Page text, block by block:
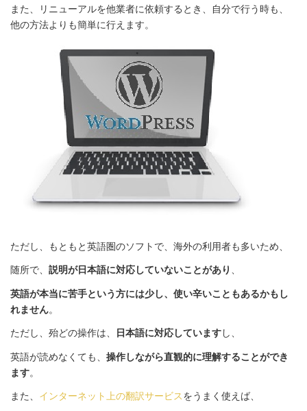
また、リニューアルを他業者に依頼するとき、自分で行う時も、
他の方法よりも簡単に行えます。
ただし、もともと英語圏のソフトで、海外の利用者も多いため、
随所で、 説明が日本語に対応していないことがあり 、
英語が本当に苦手という方には少し、使い辛いこともあるかもし
れません。
ただし、殆どの操作は、 日本語に対応していますし、
英語が読めなくても、 操作しながら直観的に理解することができ
ます。
また、 インターネット上の翻訳サービスをうまく使えば、